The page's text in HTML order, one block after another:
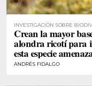
INVESTIGACIÓN SOBRE
Crean la mayor
alondra ricotí para
esta especie
ANDRÉS FIDALGO